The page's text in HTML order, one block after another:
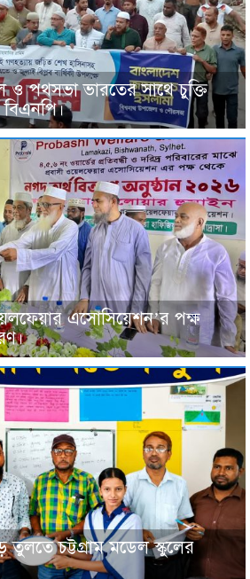
ও পথসভা ভারতের সাথে চুক্তি
এসোসিয়েশন’র পক্ষ
চট্টগ্রাম মডেল স্কুলের